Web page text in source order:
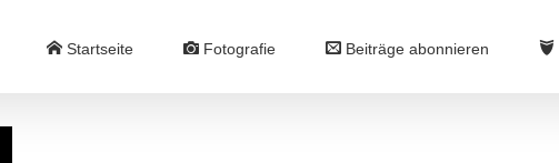
Startseite Fotografie Beiträge abonnieren